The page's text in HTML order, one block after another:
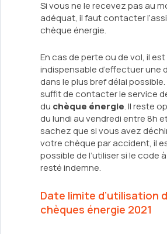
Si vous ne le recevez pas au
adéquat, il faut contacter
chèque énergie.
En cas de perte ou de vol, il est
indispensable d’effectuer une
dans le plus bref délai possible.
suffit de contacter le service
du chèque énergie. Il reste
du lundi au vendredi entre 8h
sachez que si vous avez
votre chèque par accident, il
possible de l’utiliser si le code
resté indemne.
Date limite d’utilisation
chèques énergie 2021